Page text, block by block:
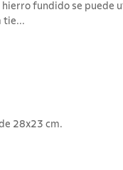
fundido se puede
tie...
28x23 cm.